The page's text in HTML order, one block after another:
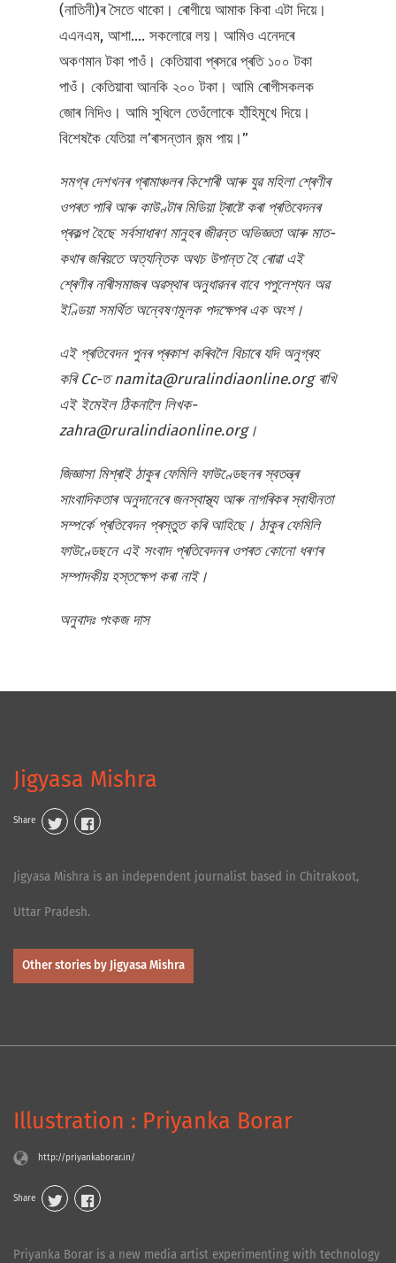
(নাতিনী)ৰ সৈতে থাকো। ৰোগীয়ে আমাক কিবা এটা দিয়ে।
এএনএম, আশা.... সকলোৱে লয়। আমিও এনেদৰে
অকণমান টকা পাওঁ। কেতিয়াবা প্ৰসৱে প্ৰতি ১০০ টকা
পাওঁ। কেতিয়াবা আনকি ২০০ টকা। আমি ৰোগীসকলক
জোৰ নিদিও। আমি সুধিলে তেওঁলোকে হাঁহিমুখে দিয়ে।
বিশেষকৈ যেতিয়া ল’ৰাসন্তান জন্ম পায়।”
সমগ্ৰ দেশখনৰ গ্ৰামাঞ্চলৰ কিশোৰী আৰু যুৱ মহিলা শ্ৰেণীৰ
ওপৰত পাৰি আৰু কাউণ্টাৰ মিডিয়া ট্ৰাষ্টে কৰা প্ৰতিবেদনৰ
প্ৰকল্প হৈছে সৰ্বসাধাৰণ মানুহৰ জীৱন্ত অভিজ্ঞতা আৰু মাত-
কথাৰ জৰিয়তে অত্যন্তিক অথচ উপান্ত হৈ ৰোৱা এই
শ্ৰেণীৰ নাৰীসমাজৰ অৱস্থাৰ অনুধাৱনৰ বাবে পপুলেশ্যন অৱ
ইণ্ডিয়া সমৰ্থিত অন্বেষণমূলক পদক্ষেপৰ এক অংশ।
এই প্ৰতিবেদন পুনৰ প্ৰকাশ কৰিবলৈ বিচাৰে যদি অনুগ্ৰহ
কৰি Cc-ত namita@ruralindiaonline.org ৰাখি
এই ইমেইল ঠিকনালৈ লিখক-
zahra@ruralindiaonline.org।
জিজ্ঞাসা মিশ্ৰাই ঠাকুৰ ফেমিলি ফাউণ্ডেছনৰ স্বতন্ত্ৰ
সাংবাদিকতাৰ অনুদানেৰে জনস্বাস্থ্য আৰু নাগৰিকৰ স্বাধীনতা
সম্পৰ্কে প্ৰতিবেদন প্ৰস্তুত কৰি আহিছে। ঠাকুৰ ফেমিলি
ফাউণ্ডেছনে এই সংবাদ প্ৰতিবেদনৰ ওপৰত কোনো ধৰণৰ
সম্পাদকীয় হস্তক্ষেপ কৰা নাই।
অনুবাদঃ পংকজ দাস
Jigyasa Mishra
Share
Jigyasa Mishra is an independent journalist based in Chitrakoot,
Uttar Pradesh.
Other stories by Jigyasa Mishra
Illustration : Priyanka Borar
http://priyankaborar.in/
Share
Priyanka Borar is a new media artist experimenting with technology